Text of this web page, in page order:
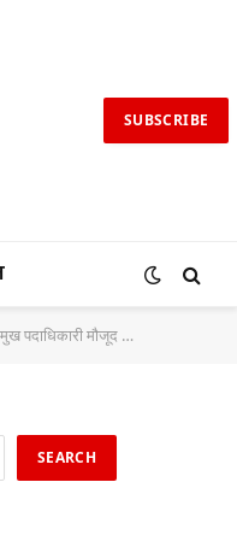
SUBSCRIBE
पदाधिकारी मौजूद …
SEARCH